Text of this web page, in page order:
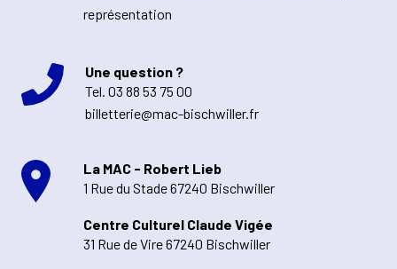
représentation
Une question ?
Tel. 03 88 53 75 00
billetterie@mac-bischwiller.fr
La MAC - Robert Lieb
1 Rue du Stade 67240 Bischwiller
Centre Culturel Claude Vigée
31 Rue de Vire 67240 Bischwiller